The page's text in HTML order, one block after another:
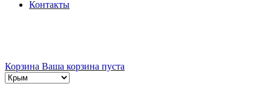
Контакты
Корзина Ваша корзина пуста